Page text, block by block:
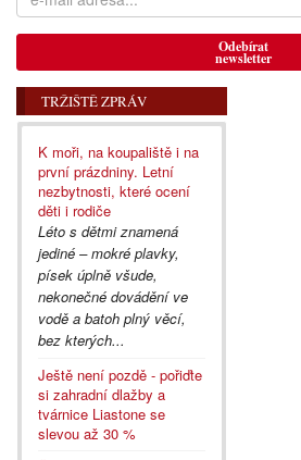
Odebírat
newsletter
TRŽIŠTĚ ZPRÁV
K moři, na koupaliště i na
první prázdniny. Letní
nezbytnosti, které ocení
děti i rodiče
Léto s dětmi znamená
jediné – mokré plavky,
písek úplně všude,
nekonečné dovádění ve
vodě a batoh plný věcí,
bez kterých...
Ještě není pozdě - pořiďte
si zahradní dlažby a
tvárnice Liastone se
slevou až 30 %